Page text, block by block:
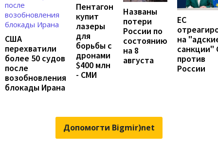
США
перехватили
более 50 судов
после
возобновления
блокады Ирана
Пентагон
купит
лазеры
для
борьбы с
дронами
$400 млн
- СМИ
Названы
потери
России по
состоянию
на 8
августа
ЕС
на
санкции"
против
России
Допомогти Bigmir)net